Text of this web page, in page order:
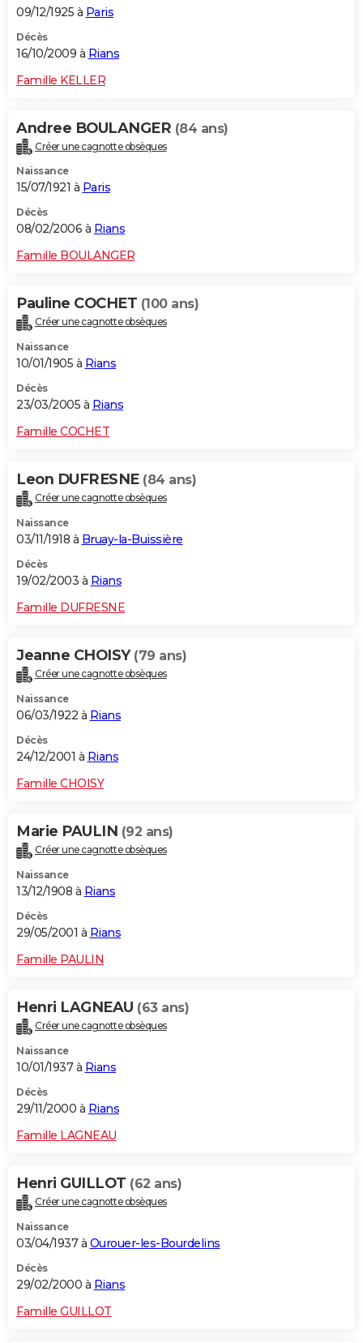
09/12/1925 à Paris
Décès
16/10/2009 à Rians
Famille KELLER
Andree BOULANGER (84 ans)
Créer une cagnotte obsèques
Naissance
15/07/1921 à Paris
Décès
08/02/2006 à Rians
Famille BOULANGER
Pauline COCHET (100 ans)
Créer une cagnotte obsèques
Naissance
10/01/1905 à Rians
Décès
23/03/2005 à Rians
Famille COCHET
Leon DUFRESNE (84 ans)
Créer une cagnotte obsèques
Naissance
03/11/1918 à Bruay-la-Buissière
Décès
19/02/2003 à Rians
Famille DUFRESNE
Jeanne CHOISY (79 ans)
Créer une cagnotte obsèques
Naissance
06/03/1922 à Rians
Décès
24/12/2001 à Rians
Famille CHOISY
Marie PAULIN (92 ans)
Créer une cagnotte obsèques
Naissance
13/12/1908 à Rians
Décès
29/05/2001 à Rians
Famille PAULIN
Henri LAGNEAU (63 ans)
Créer une cagnotte obsèques
Naissance
10/01/1937 à Rians
Décès
29/11/2000 à Rians
Famille LAGNEAU
Henri GUILLOT (62 ans)
Créer une cagnotte obsèques
Naissance
03/04/1937 à Ourouer-les-Bourdelins
Décès
29/02/2000 à Rians
Famille GUILLOT